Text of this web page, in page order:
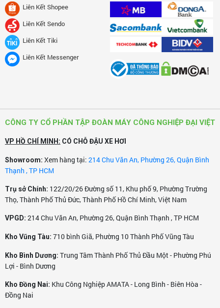
♦ Các dòng sản phẩm mang thương hiệu Nhật BảnDAVI
CLEAN có công suất từ 1800W - 4500Wphục vụ cho tất
cả các môi trường xử lý bụi nước công nghiệp từ Gia
Đình, Văn Phòng cho đến các Nhà Xưởng, Xí Nghiệp...
dùng quan tâm hiện nay chính làmáy hút bụi công
nghiệp DaviClean DV2-80JP :
VIDEO SỬ DỤNG COMBO MÁY CHÀ SÀN VÀ
HÚT BỤI TỔNG VỆ SINH SAU XÂY DỰNG:
Liên Kết Shopee
Liên Kết Sendo
Liên Kết Tiki
Liên Kết Messenger
CÔNG TY CỔ PHẦN TẬP ĐOÀN MÁY CÔNG NGHIỆP ĐẠI VIỆT
VP HỒ CHÍ MINH: CÓ CHỖ ĐẬU XE HƠI
Showroom: Xem hàng tại: 214 Chu Văn An, Phường 26, Quận Bình
Thạnh , TP HCM
Trụ sở Chính: 122/20/26 Đường số 11, Khu phố 9, Phường Trường
Thọ, Thành Phố Thủ Đức, Thành Phố Hồ Chí Minh, Việt Nam
VPGD: 214 Chu Văn An, Phường 26, Quận Bình Thạnh , TP HCM
Kho Vũng Tàu: 710 bình Giã, Phường 10 Thành Phố Vũng Tàu
Kho Bình Dương: Trung Tâm Thành Phố Thủ Đầu Một - Phường Phú
Lợi - Bình Dương
Kho Đồng Nai: Khu Công Nghiệp AMATA - Long Bình - Biên Hòa -
Đồng Nai